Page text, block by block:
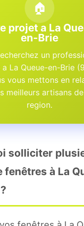
🏠
projet a La
en-Brie
un
La Queue-en-Brie
vous mettons en
meilleurs artisans
region.
solliciter
fenêtres à La